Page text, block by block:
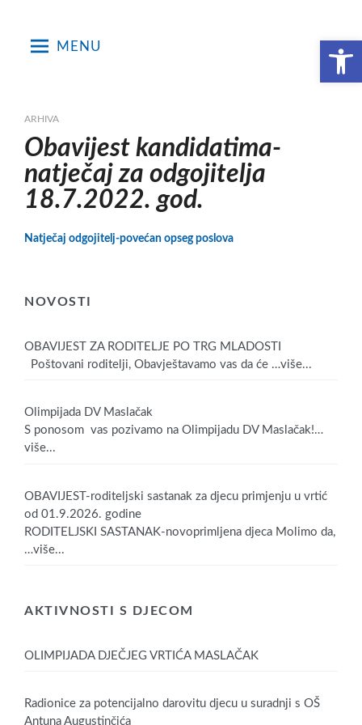
Open toolbar
MENU
ARHIVA
Obavijest kandidatima-
natječaj za odgojitelja
18.7.2022. god.
Natječaj odgojitelj-povećan opseg poslova
NOVOSTI
OBAVIJEST ZA RODITELJE PO TRG MLADOSTI
Poštovani roditelji, Obavještavamo vas da će …više...
Olimpijada DV Maslačak
S ponosom vas pozivamo na Olimpijadu DV Maslačak!…
više...
OBAVIJEST-roditeljski sastanak za djecu primjenju u vrtić
od 01.9.2026. godine
RODITELJSKI SASTANAK-novoprimljena djeca Molimo da,
…više...
AKTIVNOSTI S DJECOM
OLIMPIJADA DJEČJEG VRTIĆA MASLAČAK
Radionice za potencijalno darovitu djecu u suradnji s OŠ
Antuna Augustinčića